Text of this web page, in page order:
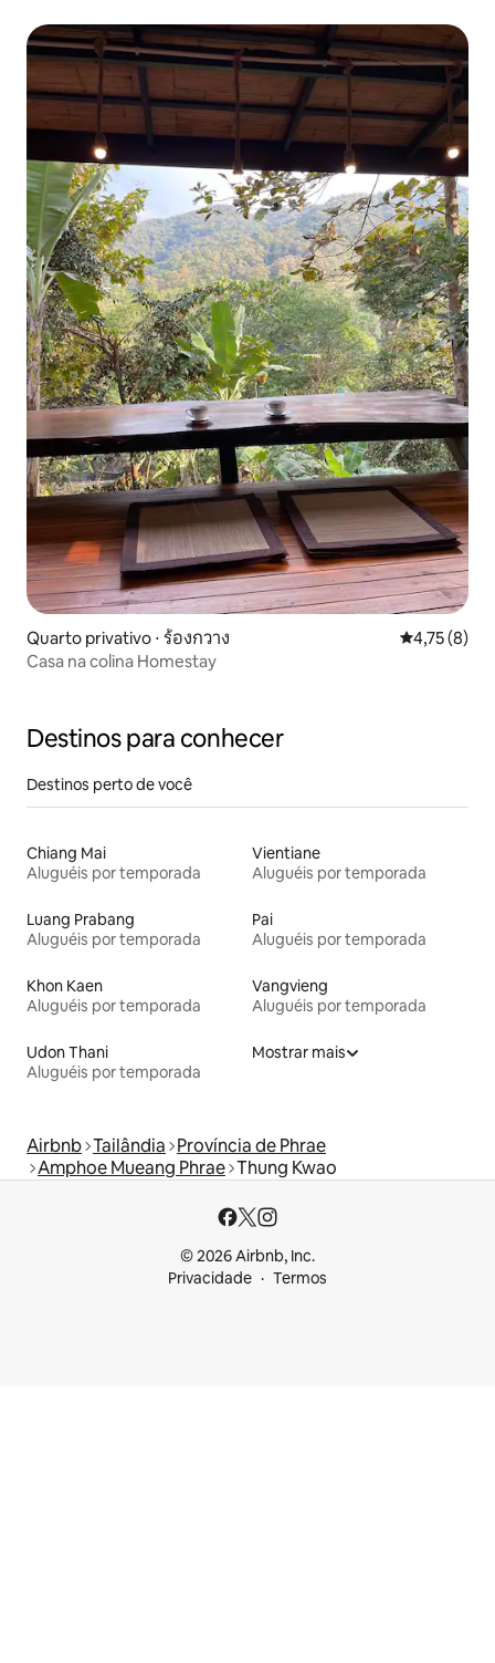
Quarto privativo ⋅ ร้องกวาง 4,75 de
4,75 (8)
Casa na colina Homestay
Destinos para conhecer
Destinos perto de você
Chiang Mai
Aluguéis por temporada
Vientiane
Aluguéis por temporada
Luang Prabang
Aluguéis por temporada
Pai
Aluguéis por temporada
Khon Kaen
Aluguéis por temporada
Vangvieng
Aluguéis por temporada
Udon Thani
Aluguéis por temporada
Mostrar mais
Airbnb Tailândia Província de Phrae
Amphoe Mueang Phrae Thung Kwao
© 2026 Airbnb, Inc.
Privacidade
Termos